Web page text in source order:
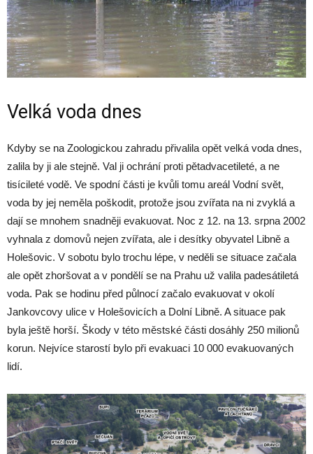
Velká voda dnes
Kdyby se na Zoologickou zahradu přivalila opět velká voda dnes,
zalila by ji ale stejně. Val ji ochrání proti pětadvacetileté, a ne
tisícileté vodě. Ve spodní části je kvůli tomu areál Vodní svět,
voda by jej neměla poškodit, protože jsou zvířata na ni zvyklá a
dají se mnohem snadněji evakuovat. Noc z 12. na 13. srpna 2002
vyhnala z domovů nejen zvířata, ale i desítky obyvatel Libně a
Holešovic. V sobotu bylo trochu lépe, v neděli se situace začala
ale opět zhoršovat a v pondělí se na Prahu už valila padesátiletá
voda. Pak se hodinu před půlnocí začalo evakuovat v okolí
Jankovcovy ulice v Holešovicích a Dolní Libně. A situace pak
byla ještě horší. Škody v této městské části dosáhly 250 milionů
korun. Nejvíce starostí bylo při evakuaci 10 000 evakuovaných
lidí.